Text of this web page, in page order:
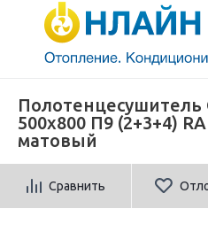
Полотенцесушитель
500х800 П9 (2+3+4)
матовый
Сравнить